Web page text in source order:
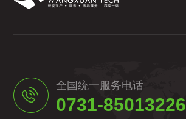
全国统一服务电话
0731-85013226